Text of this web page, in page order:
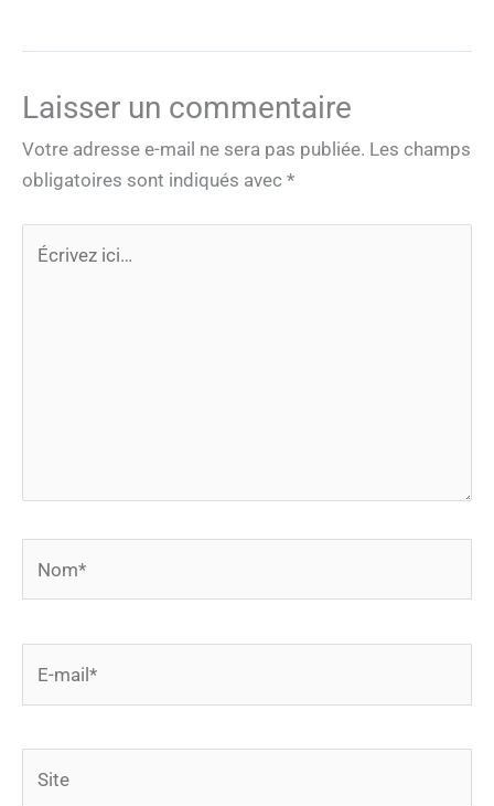
Laisser un commentaire
Votre adresse e-mail ne sera pas publiée. Les champs
obligatoires sont indiqués avec *
ici…